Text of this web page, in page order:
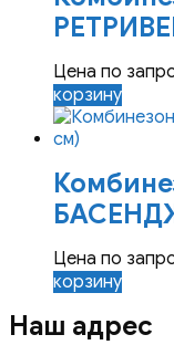
Цена по
корзину
Цена по
корзину
Наш адрес